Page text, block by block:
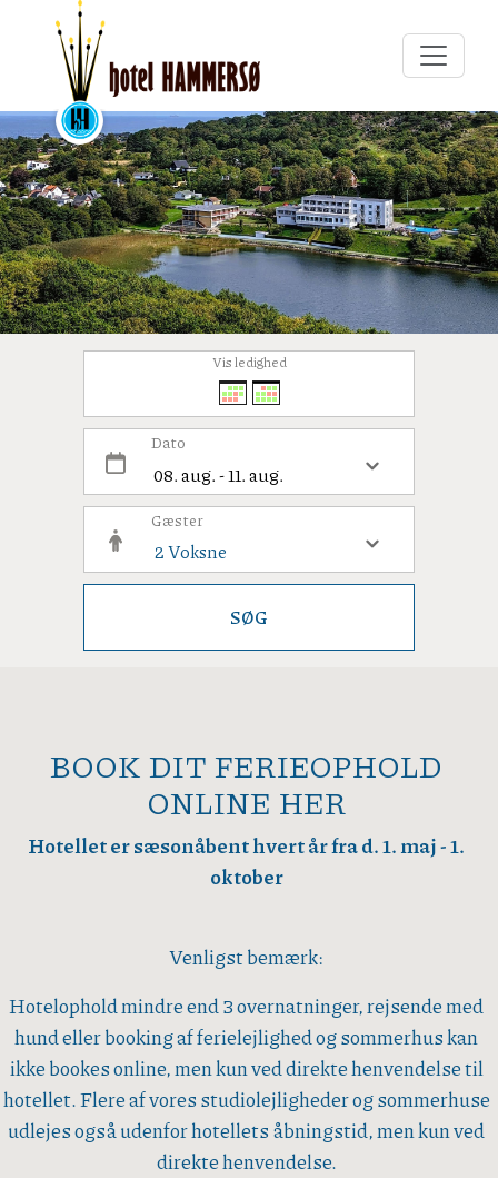
Vis ledighed
Dato
Gæster
SØG
BOOK DIT FERIEOPHOLD
ONLINE HER
Hotellet er sæsonåbent hvert år fra d. 1. maj - 1.
oktober
Venligst bemærk:
Hotelophold mindre end 3 overnatninger, rejsende med
hund eller booking af ferielejlighed og sommerhus kan
ikke bookes online, men kun ved direkte henvendelse til
hotellet. Flere af vores studiolejligheder og sommerhuse
udlejes også udenfor hotellets åbningstid, men kun ved
direkte henvendelse.